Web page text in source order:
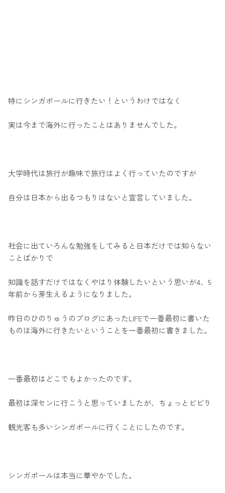
特にシンガポールに行きたい！というわけではなく
実は今まで海外に行ったことはありませんでした。
大学時代は旅行が趣味で旅行はよく行っていたのですが
自分は日本から出るつもりはないと宣言していました。
社会に出ていろんな勉強をしてみると日本だけでは知らない
ことばかりで
知識を話すだけではなくやはり体験したいという思いが4、5
年前から芽生えるようになりました。
昨日のひのりゅうのブログにあったLIFEで一番最初に書いた
ものは海外に行きたいということを一番最初に書きました。
一番最初はどこでもよかったのです。
最初は深センに行こうと思っていましたが、ちょっとビビり
観光客も多いシンガポールに行くことにしたのです。
シンガポールは本当に華やかでした。